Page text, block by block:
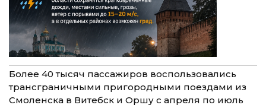
Более 40 тысяч пассажиров воспользовались
трансграничными пригородными поездами из
Смоленска в Витебск и Оршу с апреля по июль